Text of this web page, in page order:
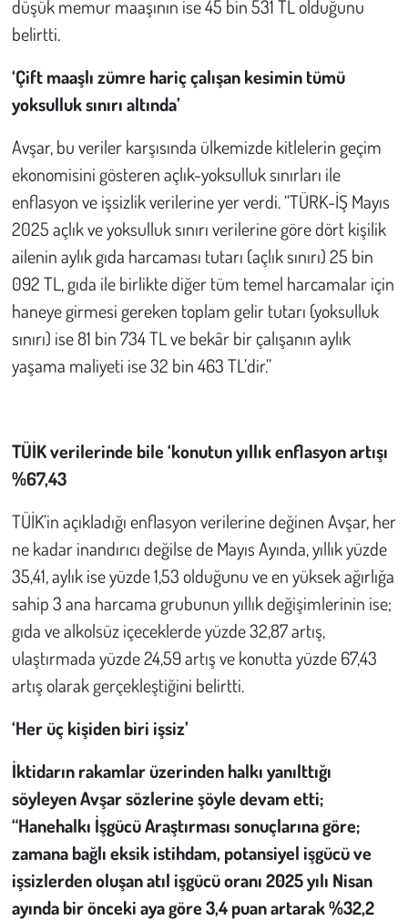
düşük memur maaşının ise 45 bin 531 TL olduğunu
belirtti.
‘Çift maaşlı zümre hariç çalışan kesimin tümü
yoksulluk sınırı altında’
Avşar, bu veriler karşısında ülkemizde kitlelerin geçim
ekonomisini gösteren açlık-yoksulluk sınırları ile
enflasyon ve işsizlik verilerine yer verdi. “TÜRK-İŞ Mayıs
2025 açlık ve yoksulluk sınırı verilerine göre dört kişilik
ailenin aylık gıda harcaması tutarı (açlık sınırı) 25 bin
092 TL, gıda ile birlikte diğer tüm temel harcamalar için
haneye girmesi gereken toplam gelir tutarı (yoksulluk
sınırı) ise 81 bin 734 TL ve bekâr bir çalışanın aylık
yaşama maliyeti ise 32 bin 463 TL’dir.”
TÜİK verilerinde bile ‘konutun yıllık enflasyon artışı
%67,43
TÜİK’in açıkladığı enflasyon verilerine değinen Avşar, her
ne kadar inandırıcı değilse de Mayıs Ayında, yıllık yüzde
35,41, aylık ise yüzde 1,53 olduğunu ve en yüksek ağırlığa
sahip 3 ana harcama grubunun yıllık değişimlerinin ise;
gıda ve alkolsüz içeceklerde yüzde 32,87 artış,
ulaştırmada yüzde 24,59 artış ve konutta yüzde 67,43
artış olarak gerçekleştiğini belirtti.
‘Her üç kişiden biri işsiz’
İktidarın rakamlar üzerinden halkı yanılttığı
söyleyen Avşar sözlerine şöyle devam etti;
“Hanehalkı İşgücü Araştırması sonuçlarına göre;
zamana bağlı eksik istihdam, potansiyel işgücü ve
işsizlerden oluşan atıl işgücü oranı 2025 yılı Nisan
ayında bir önceki aya göre 3,4 puan artarak %32,2